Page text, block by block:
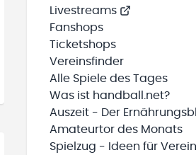
Livestreams
Fanshops
Ticketshops
Vereinsfinder
Alle Spiele des Tages
Was ist handball.net?
Auszeit - Der
Amateurtor des Monats
Spielzug - Ideen für